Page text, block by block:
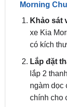
xe Kia
có kích
Lắp đặt
lắp 2
ngàm dọc
chính cho
Cố định
hệ thống